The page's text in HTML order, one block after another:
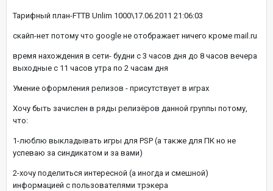
Тарифный план-FTTB Unlim 1000\17.06.2011 21:06:03
скайп-нет потому что google не отображает ничего кроме mail.ru
время нахождения в сети- будни с 3 часов дня до 8 часов вечера
выходные с 11 часов утра по 2 часам дня
Умение оформления релизов - присутствует в играх
Хочу быть зачислен в ряды релизёров данной группы потому,
что:
1-люблю выкладывать игры для PSP (а также для ПК но не
успеваю за синдикатом и за вами)
2-хочу поделиться интересной (а иногда и смешной)
информацией с пользователями трэкера